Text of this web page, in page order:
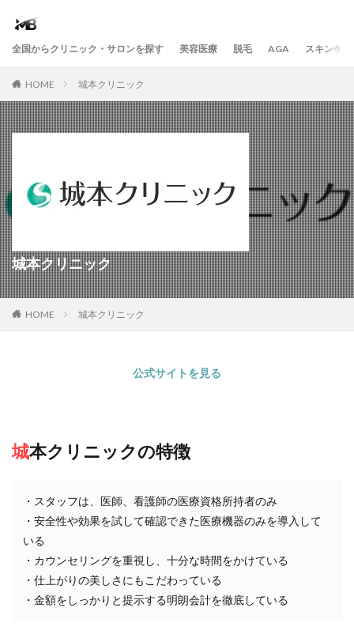
全国からクリニック・サロンを探す 美容医療 脱毛 AGA スキンケア
HOME 城本クリニック
城本クリニック
HOME 城本クリニック
公式サイトを見る
城本クリニックの特徴
・スタッフは、医師、看護師の医療資格所持者のみ
・安全性や効果を試して確認できた医療機器のみを導入して
いる
・カウンセリングを重視し、十分な時間をかけている
・仕上がりの美しさにもこだわっている
・金額をしっかりと提示する明朗会計を徹底している